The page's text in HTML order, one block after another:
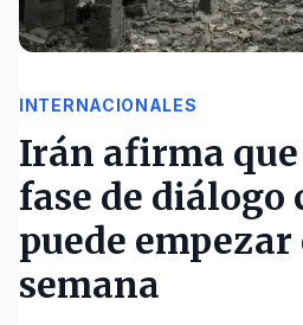
INTERNACIONALES
Irán afirma
fase de diálogo
puede empezar
semana